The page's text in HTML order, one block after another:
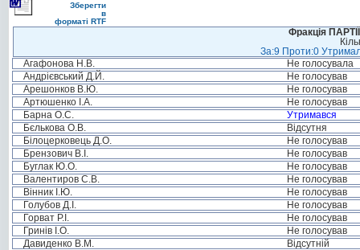
Зберегти
в
форматі RTF
Фракція
За:9 Проти:0
Агафонова Н.В.
Не голосувала
Андрієвський Д.Й.
Не голосував
Арешонков В.Ю.
Не голосував
Артюшенко І.А.
Не голосував
Барна О.С.
Утримався
Бєлькова О.В.
Відсутня
Білоцерковець Д.О.
Не голосував
Брензович В.І.
Не голосував
Буглак Ю.О.
Не голосував
Валентиров С.В.
Не голосував
Вінник І.Ю.
Не голосував
Голубов Д.І.
Не голосував
Горват Р.І.
Не голосував
Гринів І.О.
Не голосував
Давиденко В.М.
Відсутній